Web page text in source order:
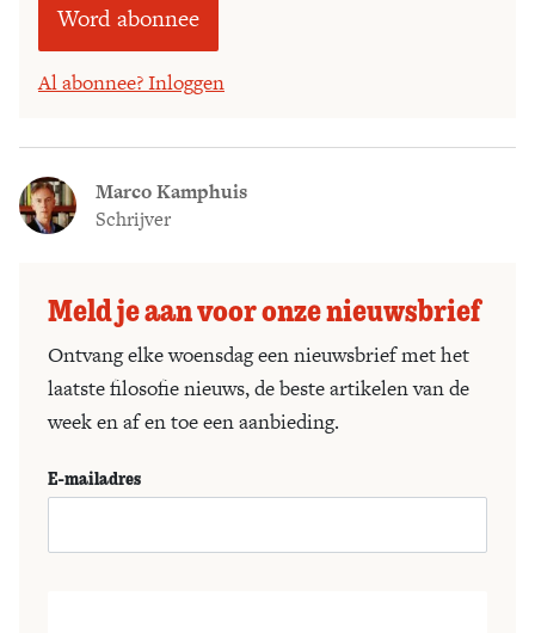
Word abonnee
Al abonnee? Inloggen
Marco Kamphuis
Schrijver
Meld je aan voor onze nieuwsbrief
Ontvang elke woensdag een nieuwsbrief met het
laatste filosofie nieuws, de beste artikelen van de
week en af en toe een aanbieding.
E-mailadres